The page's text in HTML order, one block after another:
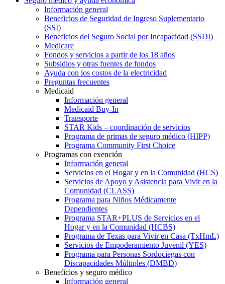
Información general
Beneficios de Seguridad de Ingreso Suplementario
(SSI)
Beneficios del Seguro Social por Incapacidad (SSDI)
Medicare
Fondos y servicios a partir de los 18 años
Subsidios y otras fuentes de fondos
Ayuda con los costos de la electricidad
Preguntas frecuentes
Medicaid
Información general
Medicaid Buy-In
Transporte
STAR Kids – coordinación de servicios
Programa de primas de seguro médico (HIPP)
Programa Community First Choice
Programas con exención
Información general
Servicios en el Hogar y en la Comunidad (HCS)
Servicios de Apoyo y Asistencia para Vivir en la
Comunidad (CLASS)
Programa para Niños Médicamente
Dependientes
Programa STAR+PLUS de Servicios en el
Hogar y en la Comunidad (HCBS)
Programa de Texas para Vivir en Casa (TxHmL)
Servicios de Empoderamiento Juvenil (YES)
Programa para Personas Sordociegas con
Discapacidades Múltiples (DMBD)
Beneficios y seguro médico
Información general